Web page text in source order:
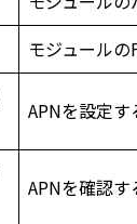
モジュール
APNを設定す
APNを確認す